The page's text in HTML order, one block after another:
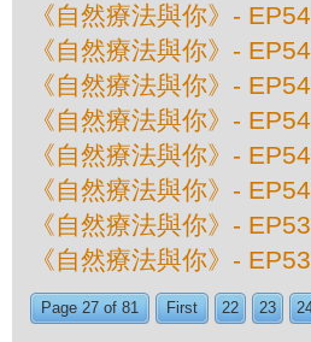
《自然療法與你》-
《自然療法與你》-
《自然療法與你》-
《自然療法與你》-
《自然療法與你》-
《自然療法與你》-
《自然療法與你》-
《自然療法與你》-
Page 27 of 81 First 22 23